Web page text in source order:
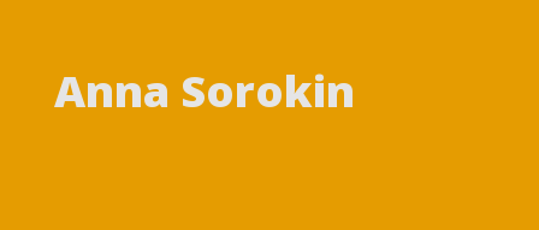
Anna Sorokin